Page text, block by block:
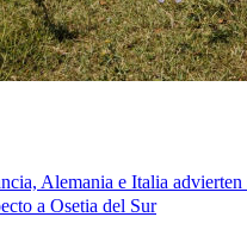
Alemania e Italia advierten
a Osetia del Sur